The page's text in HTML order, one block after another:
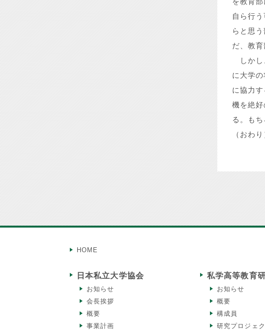
自ら行
らと思
だ、教
しかし
に大学
に協力
機を絶
る。も
（おわり
HOME
日本私立大学協会
お知らせ
会長挨拶
概要
事業計画
私学高等教育
お知らせ
概要
構成員
研究プロジェク